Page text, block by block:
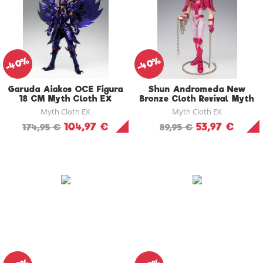
Garuda Aiakos OCE Figura
18 CM Myth Cloth EX
Myth Cloth EX
174,95 € 104,97 €
-40%
Shun Andromeda New
Bronze Cloth Revival Myth
Cloth EX Figura 17 CM
Myth Cloth EX
89,95 € 53,97 €
-40%